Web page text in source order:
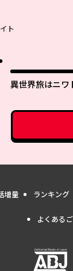
ト
異世界旅はニワ
増量 ランキング
よくある